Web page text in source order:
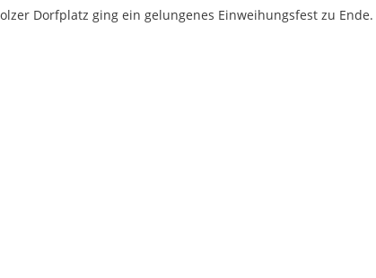
Dorfplatz ging ein gelungenes Einweihungsfest zu Ende.